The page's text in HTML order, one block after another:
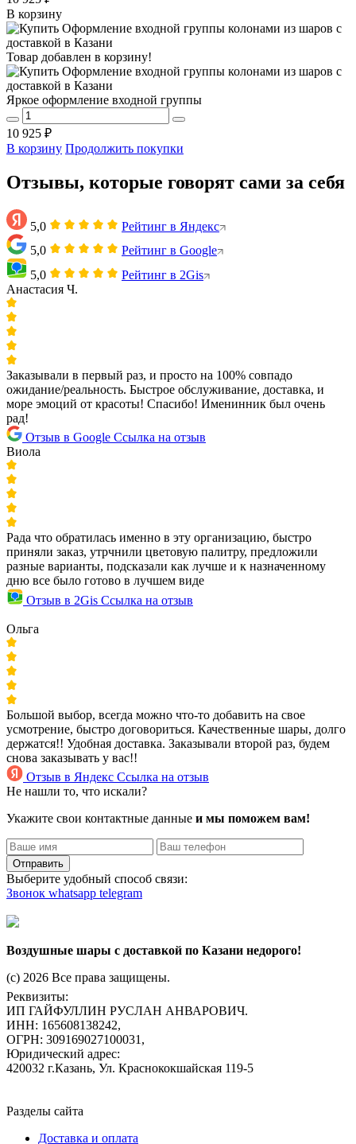
В корзину
Товар добавлен в корзину!
Яркое оформление входной группы
10 925 ₽
В корзину Продолжить покупки
Отзывы, которые говорят сами за себя
5,0
Рейтинг в Яндекс
5,0
Рейтинг в Google
5,0
Рейтинг в 2Gis
Анастасия Ч.
Заказывали в первый раз, и просто на 100% совпадо
ожидание/реальность. Быстрое обслуживание, доставка, и
море эмоций от красоты! Спасибо! Именинник был очень
рад!
Отзыв в Google Ссылка на отзыв
Виола
Рада что обратилась именно в эту организацию, быстро
приняли заказ, утрчнили цветовую палитру, предложили
разные варианты, подсказали как лучше и к назначенному
дню все было готово в лучшем виде
Отзыв в 2Gis Ссылка на отзыв
Ольга
Большой выбор, всегда можно что-то добавить на свое
усмотрение, быстро договориться. Качественные шары, долго
держатся!! Удобная доставка. Заказывали второй раз, будем
снова заказывать у вас!!
Отзыв в Яндекс Ссылка на отзыв
Не нашли то, что искали?
Укажите свои контактные данные и мы поможем вам!
Отправить
Выберите удобный способ связи:
Звонок whatsapp telegram
Воздушные шары с доставкой по Казани недорого!
(c) 2026 Все права защищены.
Реквизиты:
ИП ГАЙФУЛЛИН РУСЛАН АНВАРОВИЧ.
ИНН: 165608138242,
ОГРН: 309169027100031,
Юридический адрес:
420032 г.Казань, Ул. Краснококшайская 119-5
Разделы сайта
Доставка и оплата